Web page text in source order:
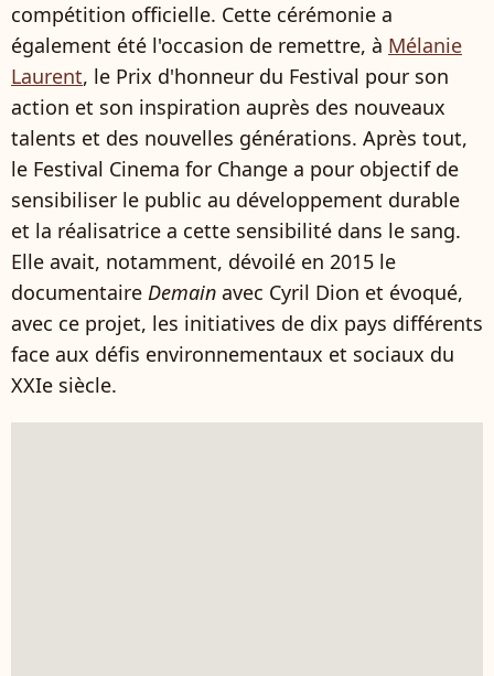
compétition officielle. Cette cérémonie a
également été l'occasion de remettre, à Mélanie
Laurent, le Prix d'honneur du Festival pour son
action et son inspiration auprès des nouveaux
talents et des nouvelles générations. Après tout,
le Festival Cinema for Change a pour objectif de
sensibiliser le public au développement durable
et la réalisatrice a cette sensibilité dans le sang.
Elle avait, notamment, dévoilé en 2015 le
documentaire Demain avec Cyril Dion et évoqué,
avec ce projet, les initiatives de dix pays différents
face aux défis environnementaux et sociaux du
XXIe siècle.